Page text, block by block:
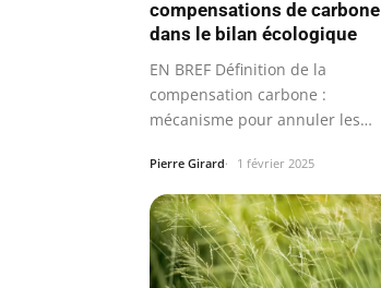
compensations de carbone
dans le bilan écologique
EN BREF Définition de la
compensation carbone :
mécanisme pour annuler les
Pierre Girard 1 février 2025